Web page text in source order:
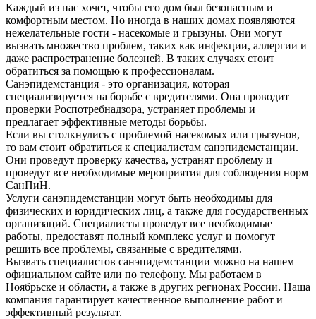
Каждый из нас хочет, чтобы его дом был безопасным и
комфортным местом. Но иногда в наших домах появляются
нежелательные гости - насекомые и грызуны. Они могут
вызвать множество проблем, таких как инфекции, аллергии и
даже распространение болезней. В таких случаях стоит
обратиться за помощью к профессионалам.
Санэпидемстанция - это организация, которая
специализируется на борьбе с вредителями. Она проводит
проверки Роспотребнадзора, устраняет проблемы и
предлагает эффективные методы борьбы.
Если вы столкнулись с проблемой насекомых или грызунов,
то вам стоит обратиться к специалистам санэпидемстанции.
Они проведут проверку качества, устранят проблему и
проведут все необходимые мероприятия для соблюдения норм
СанПиН.
Услуги санэпидемстанции могут быть необходимы для
физических и юридических лиц, а также для государственных
организаций. Специалисты проведут все необходимые
работы, предоставят полный комплекс услуг и помогут
решить все проблемы, связанные с вредителями.
Вызвать специалистов санэпидемстанции можно на нашем
официальном сайте или по телефону. Мы работаем в
Ноябрьске и области, а также в других регионах России. Наша
компания гарантирует качественное выполнение работ и
эффективный результат.